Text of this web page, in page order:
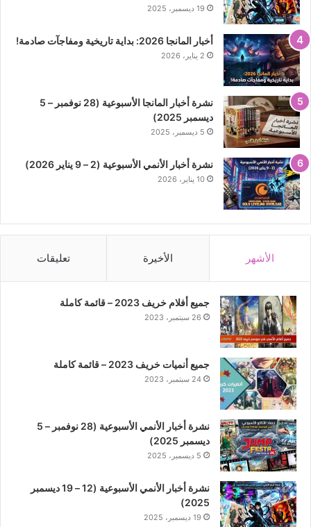
19 ديسمبر، 2025
أخبار المانجا 2026: بداية تاريخية ومفاجآت صادمة!
2 يناير، 2026
نشرة أخبار المانجا الأسبوعية (28 نوفمبر – 5
ديسمبر 2025)
5 ديسمبر، 2025
نشرة أخبار الأنمي الأسبوعية (2 – 9 يناير 2026)
10 يناير، 2026
الأشهر الأخيرة تعليقات
جميع أفلام خريف 2023 – قائمة كاملة
26 سبتمبر، 2023
جميع أنميات خريف 2023 – قائمة كاملة
24 سبتمبر، 2023
نشرة أخبار الأنمي الأسبوعية (28 نوفمبر – 5
ديسمبر 2025)
5 ديسمبر، 2025
نشرة أخبار الأنمي الأسبوعية (12 – 19 ديسمبر
2025)
19 ديسمبر، 2025